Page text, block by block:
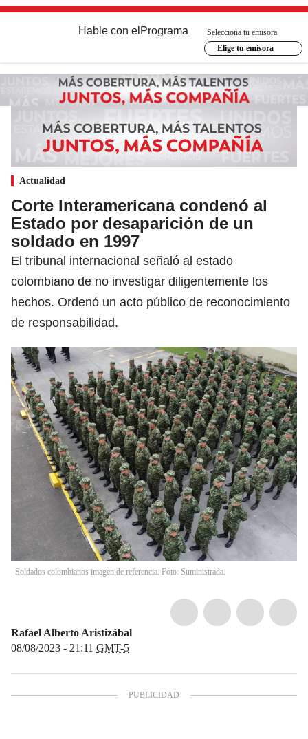
Hable con el Programa
Selecciona tu emisora
Elige tu emisora
Actualidad
Corte Interamericana condenó al
Estado por desaparición de un
soldado en 1997
El tribunal internacional señaló al estado
colombiano de no investigar diligentemente los
hechos. Ordenó un acto público de reconocimiento
de responsabilidad.
Soldados colombianos imagen de referencia. Foto: Suministrada.
Rafael Alberto Aristizábal
08/08/2023 - 21:11 GMT-5